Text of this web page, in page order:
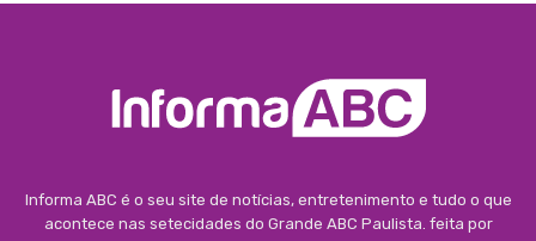
Informa ABC é o seu site de notícias, entretenimento e tudo o que
acontece nas setecidades do Grande ABC Paulista. feita por